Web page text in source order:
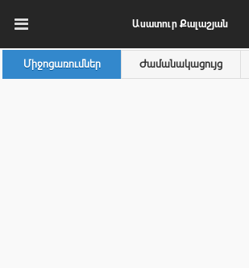
Ասատուր Քալաշյան
Միջոցառումներ Ժամանակացույց